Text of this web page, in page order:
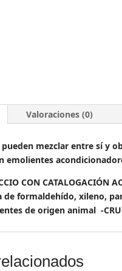
Valoraciones (0)
pueden mezclar entre sí y
emolientes
CON
de formaldehído, xileno,
de origen animal -